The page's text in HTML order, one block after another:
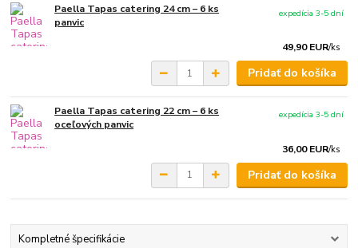
Paella Tapas catering 24 cm – 6 ks
panvic
49,90 EUR/ks
expedícia 3-5 dní
Pridať do košíka
Paella Tapas catering 22 cm – 6 ks
oceľových panvic
36,00 EUR/ks
expedícia 3-5 dní
Pridať do košíka
Kompletné špecifikácie